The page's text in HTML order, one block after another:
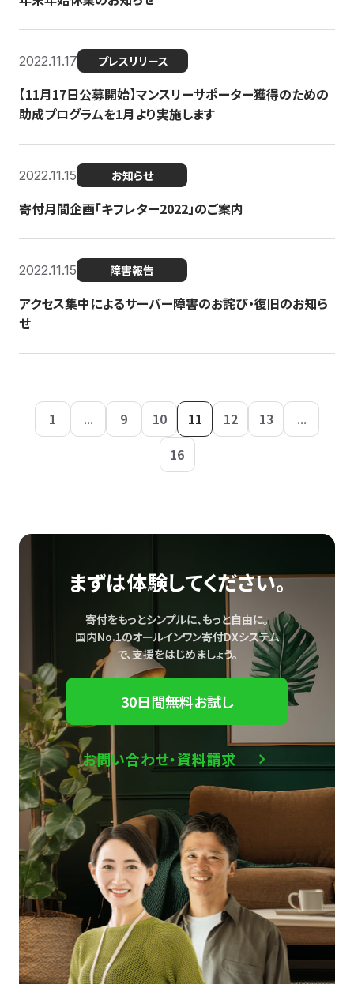
2022.11.17 プレスリリース
【11月17日公募開始】マンスリーサポーター獲得のための
助成プログラムを1月より実施します
2022.11.15 お知らせ
寄付月間企画「キフレター2022」のご案内
2022.11.15 障害報告
アクセス集中によるサーバー障害のお詫び・復旧のお知ら
せ
1 ... 9 10 11 12 13
...
16
まずは体験してください。
寄付をもっとシンプルに、もっと自由に。
国内No.1のオールインワン寄付DXシステム
で、支援をはじめましょう。
30日間無料お試し
お問い合わせ・資料請求